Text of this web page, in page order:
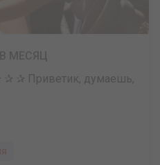
✰ Приветик, думаешь,